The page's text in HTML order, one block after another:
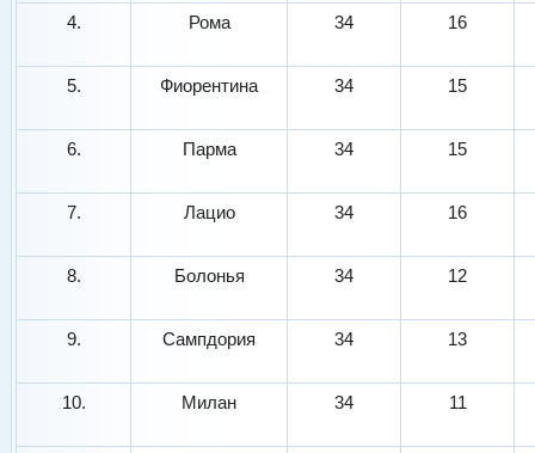
4. Рома 34 16
5. Фиорентина 34 15
6. Парма 34 15
7. Лацио 34 16
8. Болонья 34 12
9. Сампдория 34 13
10. Милан 34 11